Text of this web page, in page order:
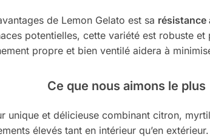
de Lemon Gelato est sa résistance
potentielles, cette variété est robuste
propre et bien ventilé aidera à
Ce que nous aimons le plus
unique et délicieuse combinant citron,
élevés tant en intérieur qu’en extérieur.